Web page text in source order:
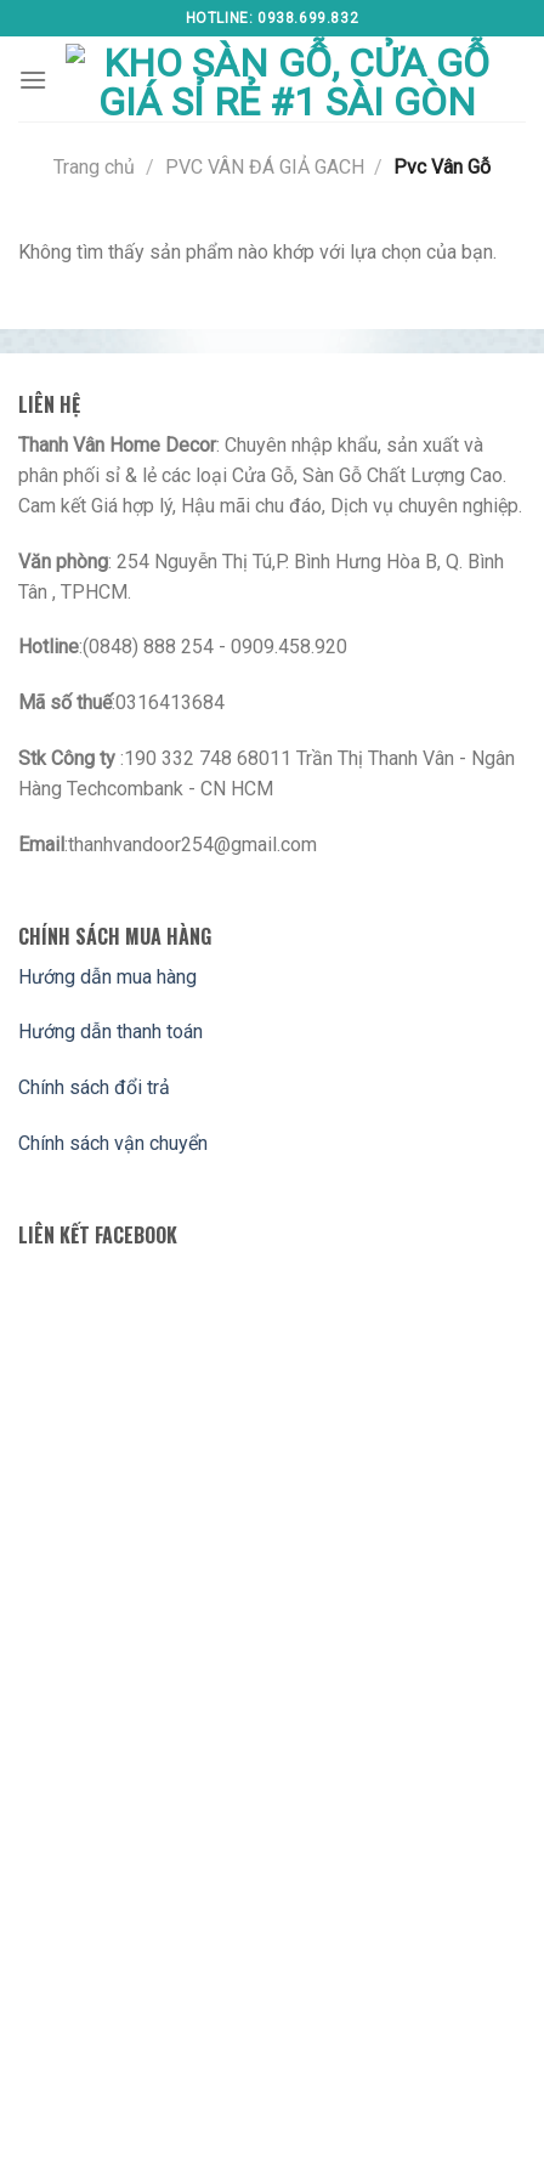
content
HOTLINE: 0938.699.832
Trang chủ / PVC VÂN ĐÁ GIẢ GACH / Pvc Vân Gỗ
Không tìm thấy sản phẩm nào khớp với lựa chọn của bạn.
LIÊN HỆ
Thanh Vân Home Decor: Chuyên nhập khẩu, sản xuất và
phân phối sỉ & lẻ các loại Cửa Gỗ, Sàn Gỗ Chất Lượng Cao.
Cam kết Giá hợp lý, Hậu mãi chu đáo, Dịch vụ chuyên nghiệp.
Văn phòng: 254 Nguyễn Thị Tú,P. Bình Hưng Hòa B, Q. Bình
Tân , TPHCM.
Hotline:(0848) 888 254 - 0909.458.920
Mã số thuế:0316413684
Stk Công ty :190 332 748 68011 Trần Thị Thanh Vân - Ngân
Hàng Techcombank - CN HCM
Email:thanhvandoor254@gmail.com
CHÍNH SÁCH MUA HÀNG
Hướng dẫn mua hàng
Hướng dẫn thanh toán
Chính sách đổi trả
Chính sách vận chuyển
LIÊN KẾT FACEBOOK